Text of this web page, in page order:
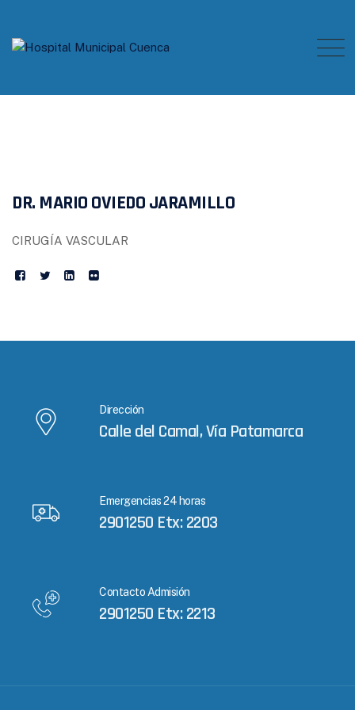
content
DR. MARIO OVIEDO JARAMILLO
CIRUGÍA VASCULAR
Dirección
Calle del Camal, Vía Patamarca
Emergencias 24 horas
2901250 Etx: 2203
Contacto Admisión
2901250 Etx: 2213